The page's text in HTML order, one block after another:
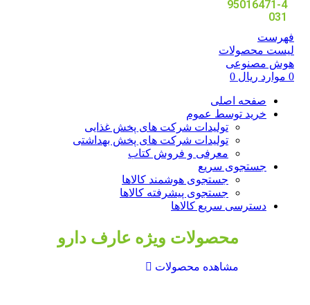
95016471-4
031
فهرست
لیست محصولات
هوش مصنوعی
0 موارد ریال
صفحه اصلی
خرید توسط عموم
تولیدات شرکت های پخش غذایی
تولیدات شرکت های پخش بهداشتی
معرفی و فروش کتاب
جستجوی سریع
جستجوی هوشمند کالاها
جستجوی پیشرفته کالاها
دسترسی سریع کالاها
محصولات ویژه عارف دارو
مشاهده محصولات